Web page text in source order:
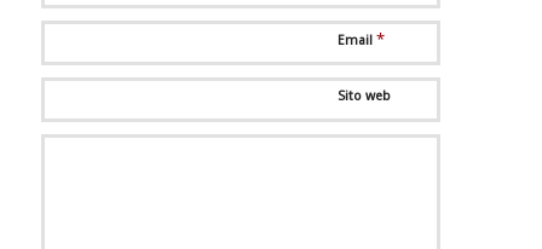
Email *
Sito web